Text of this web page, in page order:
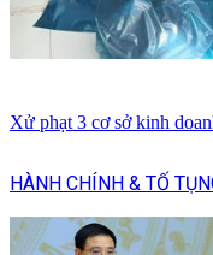
Xử phạt 3 cơ sở kinh
HÀNH CHÍNH & TỐ